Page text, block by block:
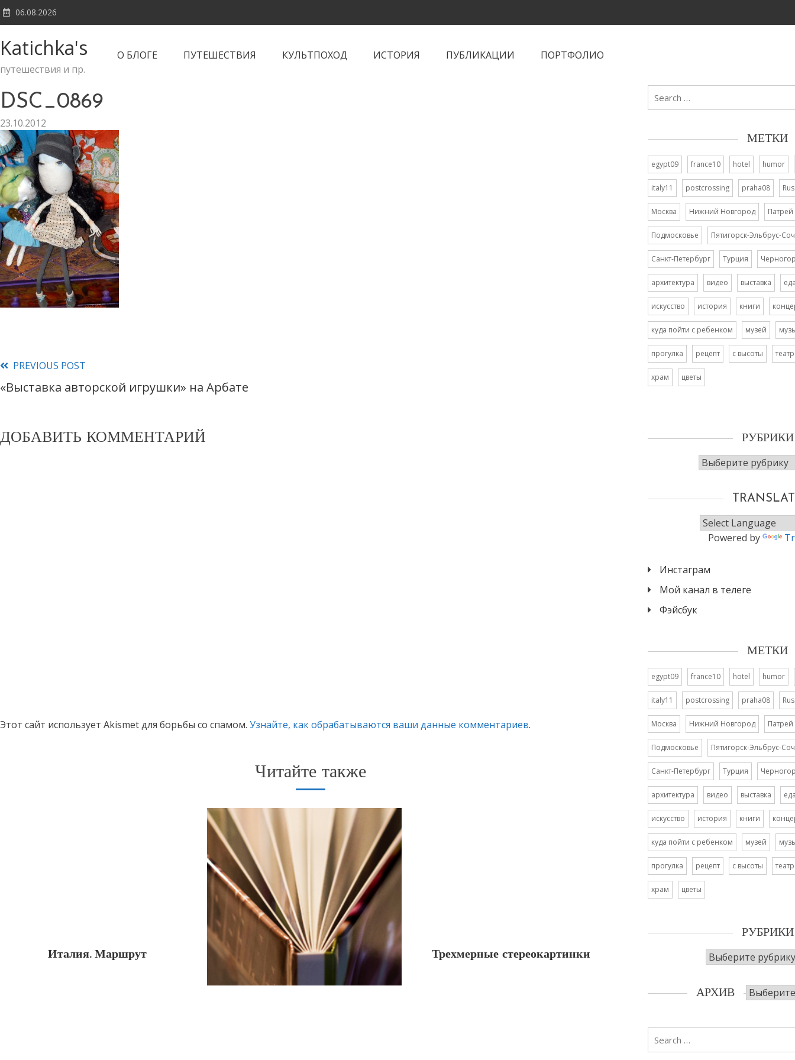
Skip
to
06.08.2026
Katichka's
путешествия и пр.
О БЛОГЕ ПУТЕШЕСТВИЯ КУЛЬТПОХОД ИСТОРИЯ ПУБЛИКАЦИИ ПОРТФОЛИО
DSC_0869
23.10.2012
Read
more
PREVIOUS POST
«Выставка авторской игрушки» на Арбате
ДОБАВИТЬ КОММЕНТАРИЙ
Этот сайт использует Akismet для борьбы со спамом. Узнайте, как обрабатываются ваши данные комментариев.
Читайте также
Италия. Маршрут Трехмерные стереокартинки
Search
МЕТКИ
egypt09 france10 hotel humor
italy11 postcrossing praha08
Москва Нижний Новгород Патрей
Подмосковье Пятигорск-Эльбрус-
Санкт-Петербург Турция
архитектура видео выставка
искусство история книги
куда пойти с ребенком музей
прогулка рецепт с высоты театр
храм цветы
РУБРИКИ
Рубрики
Powered by
Инстаграм
Мой канал в телеге
Фэйсбук
МЕТКИ
egypt09 france10 hotel humor
italy11 postcrossing praha08
Москва Нижний Новгород Патрей
Подмосковье Пятигорск-Эльбрус-
Санкт-Петербург Турция
архитектура видео выставка
искусство история книги
куда пойти с ребенком музей
прогулка рецепт с высоты театр
храм цветы
РУБРИКИ
Рубрики
АРХИВ Архив
Search
for: